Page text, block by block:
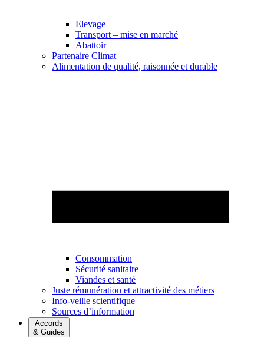
Elevage
Transport – mise en marché
Abattoir
Partenaire Climat
Alimentation de qualité, raisonnée et durable
Consommation
Sécurité sanitaire
Viandes et santé
Juste rémunération et attractivité des métiers
Info-veille scientifique
Sources d’information
Accords
& Guides